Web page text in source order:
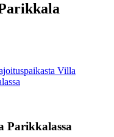
Villa
Parikkalassa